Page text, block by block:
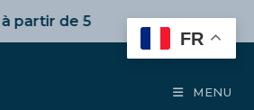
de 50€ d’achat,10%dès 100€,
MENU
FR